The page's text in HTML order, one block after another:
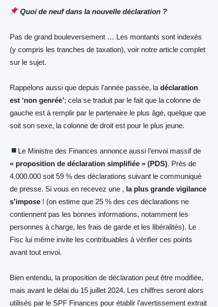
Quoi de neuf dans la nouvelle déclaration ?
Pas de grand bouleversement … Les montants sont indexés
(y compris les tranches de taxation), voir notre article complet
sur le sujet.
Rappelons aussi que depuis l’année passée, la déclaration
est ‘non genrée’; cela se traduit par le fait que la colonne de
gauche est à remplir par le partenaire le plus âgé, quelque que
soit son sexe, la colonne de droit est pour le plus jeune.
Le Ministre des Finances annonce aussi l’envoi massif de
« proposition de déclaration simplifiée » (PDS). Près de
4.000.000 soit 59 % des déclarations suivant le communiqué
de presse. Si vous en recevez une , la plus grande vigilance
s’impose ! (on estime que 25 % des ces déclarations ne
contiennent pas les bonnes informations, notamment les
personnes à charge, les frais de garde et les libéralités). Le
Fisc lui même invite les contribuables à vérifier ces points
avant tout envoi.
Bien entendu, la proposition de déclaration peut être modifiée,
mais avant le délai du 15 juillet 2024. Les chiffres seront alors
utilisés par le SPF Finances pour établir l’avertissement extrait